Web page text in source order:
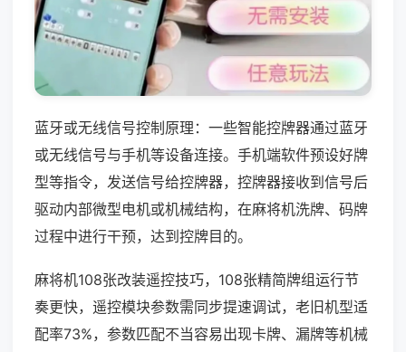
蓝牙或无线信号控制原理：一些智能控牌器通过蓝牙
或无线信号与手机等设备连接。手机端软件预设好牌
型等指令，发送信号给控牌器，控牌器接收到信号后
驱动内部微型电机或机械结构，在麻将机洗牌、码牌
过程中进行干预，达到控牌目的。
麻将机108张改装遥控技巧，108张精简牌组运行节
奏更快，遥控模块参数需同步提速调试，老旧机型适
配率73%，参数匹配不当容易出现卡牌、漏牌等机械